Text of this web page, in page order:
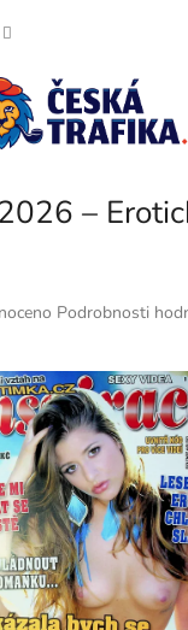
–
Podrobnosti